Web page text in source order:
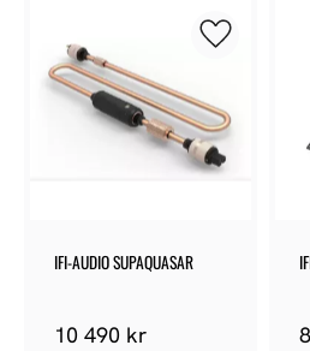
IFI-AUDIO SUPAQUASAR
10 490 kr
Lägg till i